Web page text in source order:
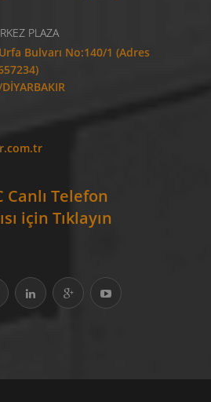
PLAZA
Bulvarı No:140/1 (Adres
Canlı Telefon
için Tıklayın